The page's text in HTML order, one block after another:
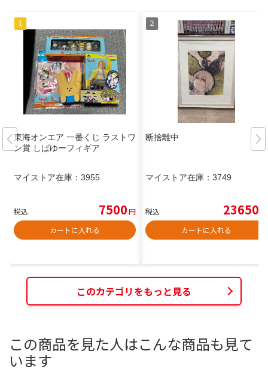
東海オンエア 一番くじ ラストワ
ン賞 しばゆーフィギア
マイストア在庫： 3955
税込 7500円
カートに入れる
断捨離中
マイストア在庫： 3749
税込 23650
カートに入れる
このカテゴリをもっと見る
この商品を見た人はこんな商品も見て
います